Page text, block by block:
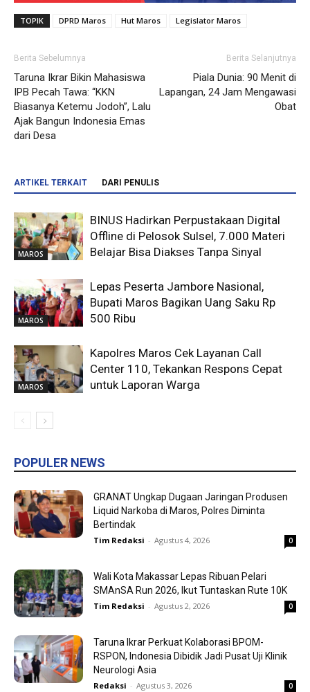
TOPIK DPRD Maros Hut Maros Legislator Maros
Berita Sebelumnya
Taruna Ikrar Bikin Mahasiswa
IPB Pecah Tawa: “KKN
Biasanya Ketemu Jodoh”, Lalu
Ajak Bangun Indonesia Emas
dari Desa
Berita Selanjutnya
Piala Dunia: 90 Menit di
Lapangan, 24 Jam Mengawasi
Obat
ARTIKEL TERKAIT DARI PENULIS
MAROS
BINUS Hadirkan Perpustakaan Digital
Offline di Pelosok Sulsel, 7.000 Materi
Belajar Bisa Diakses Tanpa Sinyal
MAROS
Lepas Peserta Jambore Nasional,
Bupati Maros Bagikan Uang Saku Rp
500 Ribu
MAROS
Kapolres Maros Cek Layanan Call
Center 110, Tekankan Respons Cepat
untuk Laporan Warga
POPULER NEWS
GRANAT Ungkap Dugaan Jaringan Produsen
Liquid Narkoba di Maros, Polres Diminta
Bertindak
Tim Redaksi - Agustus 4, 2026 0
Wali Kota Makassar Lepas Ribuan Pelari
SMAnSA Run 2026, Ikut Tuntaskan Rute 10K
Tim Redaksi - Agustus 2, 2026 0
Taruna Ikrar Perkuat Kolaborasi BPOM-
RSPON, Indonesia Dibidik Jadi Pusat Uji Klinik
Neurologi Asia
Redaksi - Agustus 3, 2026 0